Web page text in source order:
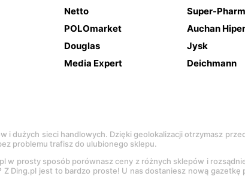
Netto Super-Pharm
POLOmarket Auchan
Douglas Jysk
Media Expert Deichmann
i dużych sieci handlowych. Dzięki geolokalizacji otrzymasz
problemu trafisz do ulubionego sklepu.
w prosty sposób porównasz ceny z różnych sklepów i
Z Ding.pl jest to bardzo proste! U nas dostaniesz nową gazetkę